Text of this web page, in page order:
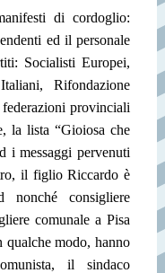
di cordoglio:
ed il personale
Socialisti Europei,
Rifondazione
provinciali
la lista “Gioiosa che
i messaggi pervenuti
il figlio Riccardo è
nonché consigliere
comunale a Pisa
modo, hanno
il sindaco